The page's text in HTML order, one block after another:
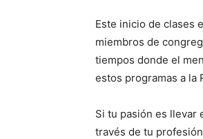
Este inicio de clases
miembros de
tiempos donde el
estos programas a la
Si tu pasión es llevar
través de tu